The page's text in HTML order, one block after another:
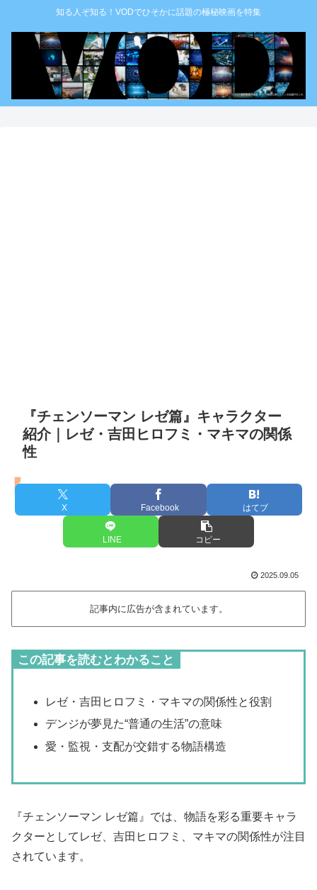
知る人ぞ知る！VODでひそかに話題の極秘映画を特集
『チェンソーマン レゼ篇』キャラクター
紹介｜レゼ・吉田ヒロフミ・マキマの関係
性
劇場版 チェンソーマン レゼ篇
X Facebook はてブ
LINE コピー
2025.09.05
記事内に広告が含まれています。
この記事を読むとわかること
レゼ・吉田ヒロフミ・マキマの関係性と役割
デンジが夢見た“普通の生活”の意味
愛・監視・支配が交錯する物語構造
『チェンソーマン レゼ篇』では、物語を彩る重要キャラ
クターとしてレゼ、吉田ヒロフミ、マキマの関係性が注目
されています。